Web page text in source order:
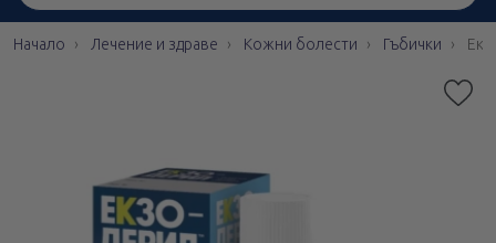
Начало Лечение и здраве Кожни болести Гъбички